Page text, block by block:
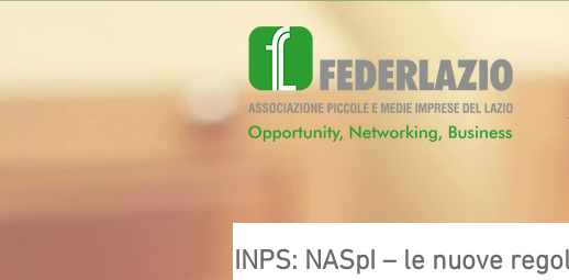
INPS: NASpI – le nuove